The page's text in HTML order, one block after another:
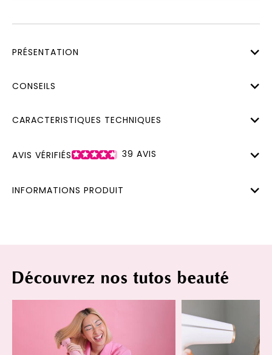
PRÉSENTATION
CONSEILS
CARACTERISTIQUES TECHNIQUES
AVIS VÉRIFIÉS 39 AVIS
INFORMATIONS PRODUIT
Découvrez nos tutos beauté